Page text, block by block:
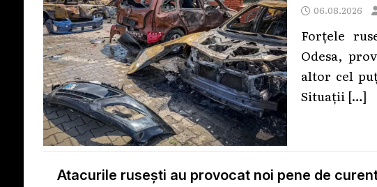
06.08.2026
Forțele
Odesa,
altor cel
Situații […]
Atacurile rusești au provocat noi pene de